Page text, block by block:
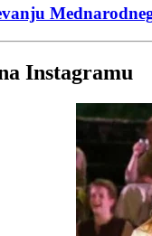
Instagramu